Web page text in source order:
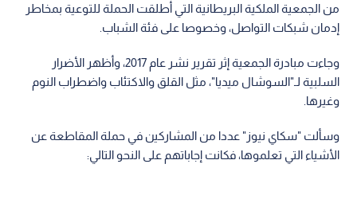
من الجمعية الملكية البريطانية التي أطلقت الحملة للتوعية بمخاطر
إدمان شبكات التواصل، وخصوصا على فئة الشباب.
وجاءت مبادرة الجمعية إثر تقرير نشر عام 2017، وأظهر الأضرار
السلبية لـ"السوشال ميديا"، مثل القلق والاكتئاب واضطراب النوم
وغيرها.
وسألت "سكاي نيوز" عددا من المشاركين في حملة المقاطعة عن
الأشياء التي تعلموها، فكانت إجاباتهم على النحو التالي: